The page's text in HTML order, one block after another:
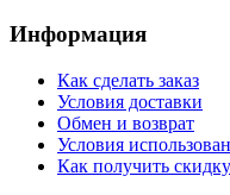
Информация
Как сделать заказ
Условия доставки
Обмен и возврат
Условия
Как получить скидку